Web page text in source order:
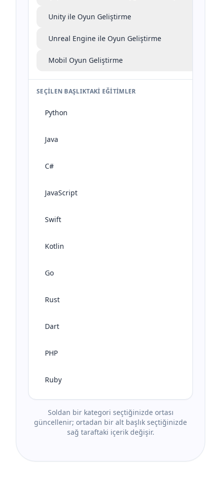
Unity ile Oyun Geliştirme
Unreal Engine ile Oyun Geliştirme
Mobil Oyun Geliştirme
SEÇILEN BAŞLIKTAKI EĞITIMLER
Python
Java
C#
JavaScript
Swift
Kotlin
Go
Rust
Dart
PHP
Ruby
Soldan bir kategori seçtiğinizde ortası
güncellenir; ortadan bir alt başlık seçtiğinizde
sağ taraftaki içerik değişir.